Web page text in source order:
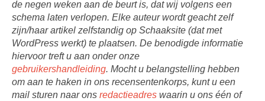
de negen weken aan de beurt is, dat wij volgens een
schema laten verlopen. Elke auteur wordt geacht zelf
zijn/haar artikel zelfstandig op Schaaksite (dat met
WordPress werkt) te plaatsen. De benodigde informatie
hiervoor treft u aan onder onze
gebruikershandleiding. Mocht u belangstelling hebben
om aan te haken in ons recensentenkorps, kunt u een
mail sturen naar ons redactieadres waarin u ons één of